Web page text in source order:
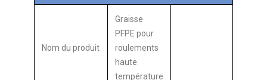
Nom du produit
Graisse
PFPE pour
roulements
haute
température